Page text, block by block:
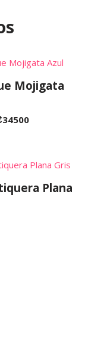
Mojigata
34500
Plana